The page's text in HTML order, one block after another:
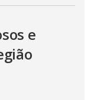
e